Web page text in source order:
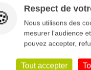
Fruits secs
Voir notre dossier sur
Respect de
Nous utilisons des
mesurer l'audience
pouvez accepter,
Tout accepter